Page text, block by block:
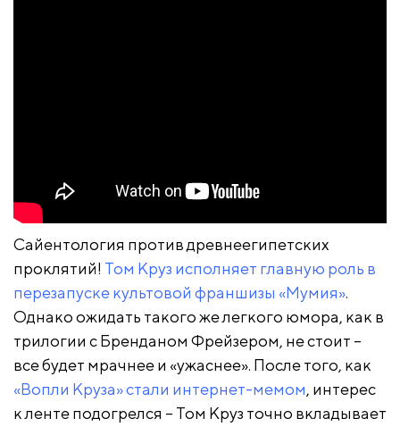
Сайентология против древнеегипетских
проклятий! Том Круз исполняет главную роль в
перезапуске культовой франшизы «Мумия».
Однако ожидать такого же легкого юмора, как в
трилогии с Бренданом Фрейзером, не стоит –
все будет мрачнее и «ужаснее». После того, как
«Вопли Круза» стали интернет-мемом, интерес
к ленте подогрелся – Том Круз точно вкладывает